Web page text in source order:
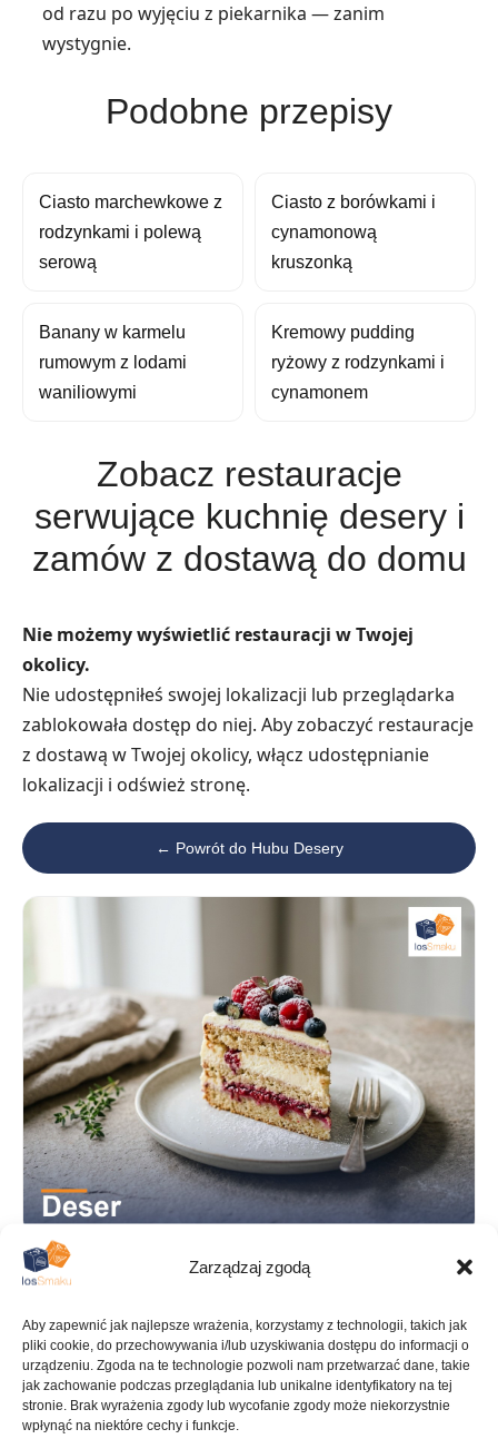
Zarządzaj zgodą
Aby zapewnić jak najlepsze wrażenia, korzystamy z technologii, takich jak
pliki cookie, do przechowywania i/lub uzyskiwania dostępu do informacji o
urządzeniu. Zgoda na te technologie pozwoli nam przetwarzać dane, takie
jak zachowanie podczas przeglądania lub unikalne identyfikatory na tej
stronie. Brak wyrażenia zgody lub wycofanie zgody może niekorzystnie
wpłynąć na niektóre cechy i funkcje.
od razu po wyjęciu z piekarnika — zanim
wystygnie.
Podobne przepisy
Ciasto marchewkowe z
rodzynkami i polewą
serową
Ciasto z borówkami i
cynamonową
kruszonką
Banany w karmelu
rumowym z lodami
waniliowymi
Kremowy pudding
ryżowy z rodzynkami i
cynamonem
Zobacz restauracje
serwujące kuchnię desery i
zamów z dostawą do domu
Nie możemy wyświetlić restauracji w Twojej
okolicy.
Nie udostępniłeś swojej lokalizacji lub przeglądarka
zablokowała dostęp do niej. Aby zobaczyć restauracje
z dostawą w Twojej okolicy, włącz udostępnianie
lokalizacji i odśwież stronę.
← Powrót do Hubu Desery
PRZYGOTOWANIE
1 h
KALORIE
172 kcal